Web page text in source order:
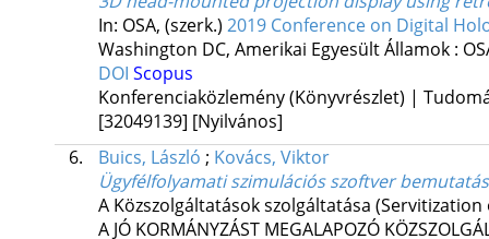
In: OSA, (szerk.) 2019 Conference on Digital
Washington DC, Amerikai Egyesült Államok :
DOI Scopus
Konferenciaközlemény (Könyvrészlet) |
[32049139] [Nyilvános]
6.
Buics, László ; Kovács, Viktor
Ügyfélfolyamati szimulációs szoftver
A Közszolgáltatások szolgáltatása
A JÓ KORMÁNYZÁST MEGALAPOZÓ